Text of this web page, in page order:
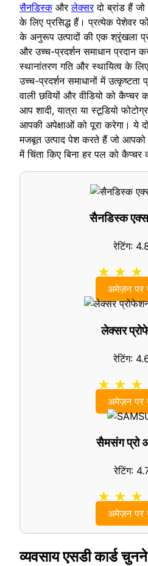
सैनडिस्कऔरलेक्सरदो ब्रांड हैं जो
के लिए प्रसिद्ध हैं। प्रत्येक पेशेवर
के अनुरूप उत्पादों की एक श्रृंखला
और उच्च-प्रदर्शन समाधान प्रदान
स्थानांतरण गति और स्थायित्व के
उच्च-प्रदर्शन समाधानों में उत्कृष्टता
वाली छवियों और वीडियो को
आप शादी, यात्रा या स्टूडियो
आपकी अपेक्षाओं को पूरा करेगा। ये
मजबूत उत्पाद पेश करते हैं जो आपको
में चिंता किए बिना हर पल को
सैनडिस्क
रेटिंग:
★ ★ ★
अमेज़न पर
लेक्सर
रेटिंग:
★ ★ ★
अमेज़न पर
सैमसंग प्रो
रेटिंग:
★ ★ ★
अमेज़न पर
व्यवसाय एसडी कार्ड